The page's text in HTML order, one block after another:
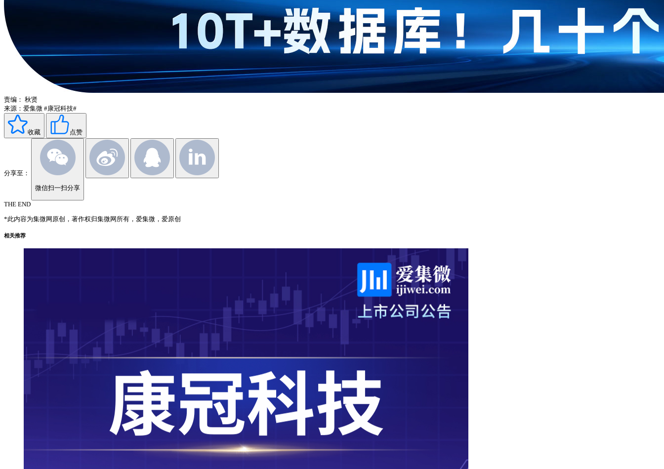
责编： 秋贤
来源：爱集微 #康冠科技#
收藏 点赞
分享至：
微信扫一扫分享
THE END
*此内容为集微网原创，著作权归集微网所有，爱集微，爱原创
相关推荐